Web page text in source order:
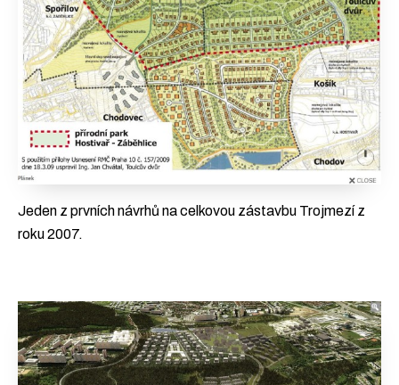
Jeden z prvních návrhů na celkovou zástavbu Trojmezí z
roku 2007.